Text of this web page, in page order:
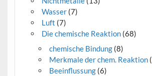
Wasser(7)
Luft (7)
Die chemische Reaktion(68)
chemische Bindung (8)
Merkmale der chem. Reaktion
Beeinflussung (6)